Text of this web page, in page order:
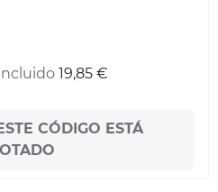
19,85 €
CÓDIGO ESTÁ